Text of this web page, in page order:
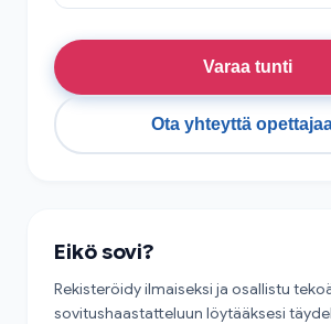
Varaa tunti
Ota yhteyttä
Eikö sovi?
Rekisteröidy ilmaiseksi ja osallistu
sovitushaastatteluun löytääksesi